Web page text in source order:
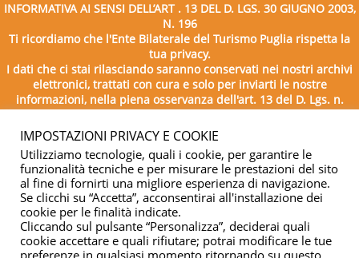
INFORMATIVA AI SENSI DELL’ART . 13 DEL D. LGS. 30 GIUGNO 2003,
N. 196
Ti ricordiamo che l'Ente Bilaterale del Turismo Puglia rispetta la
tua privacy.
I dati che ci stai rilasciando saranno conservati nei nostri archivi
elettronici, trattati con cura e solo per inviarti le nostre
informazioni, nella piena osservanza dell'art. 13 del D. Lgs. n.
196/2003.
Copyright © 2026 - Ente Bilaterale del Turismo Puglia - C.F.
IMPOSTAZIONI PRIVACY E COOKIE
Utilizziamo tecnologie, quali i cookie, per garantire le
funzionalità tecniche e per misurare le prestazioni del sito
al fine di fornirti una migliore esperienza di navigazione.
Se clicchi su “Accetta”, acconsentirai all'installazione dei
cookie per le finalità indicate.
Cliccando sul pulsante “Personalizza”, deciderai quali
cookie accettare e quali rifiutare; potrai modificare le tue
preferenze in qualsiasi momento ritornando su questo